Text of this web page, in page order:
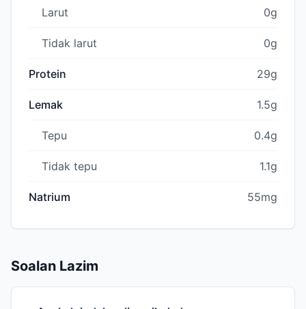
Larut 0g
Tidak larut 0g
Protein 29g
Lemak 1.5g
Tepu 0.4g
Tidak tepu 1.1g
Natrium 55mg
Soalan Lazim